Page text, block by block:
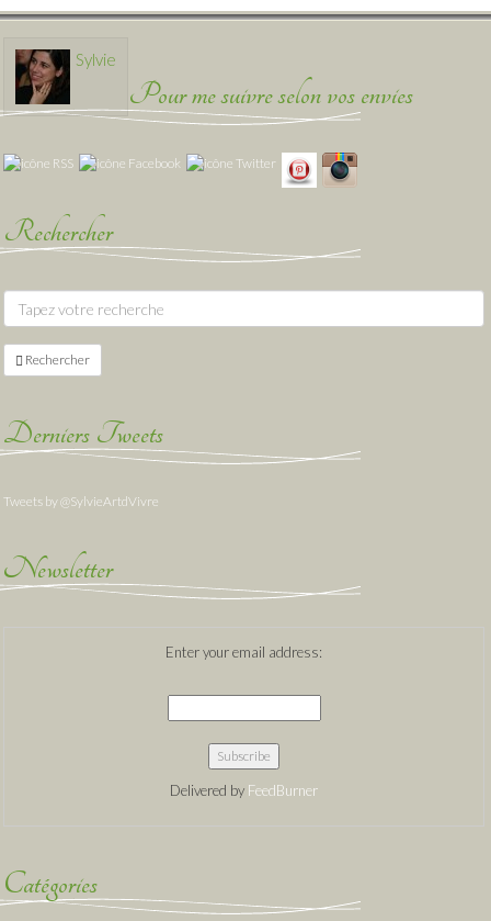
Sylvie
Pour me suivre selon vos envies
Rechercher
Rechercher
Derniers Tweets
Tweets by @SylvieArtdVivre
Newsletter
Enter your email address:
Delivered by FeedBurner
Catégories